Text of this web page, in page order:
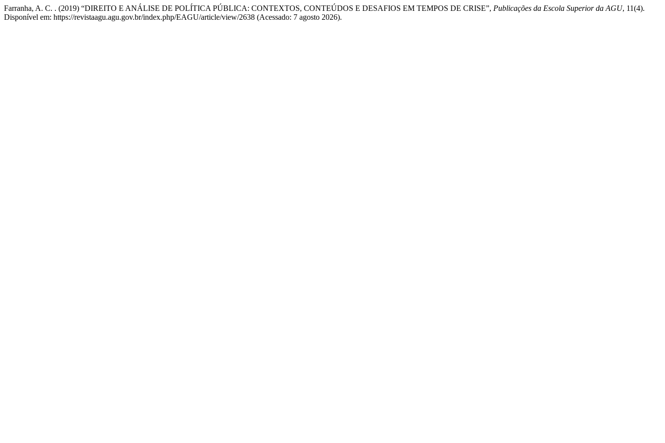
Farranha, A. C. . (2019) “DIREITO E ANÁLISE DE POLÍTICA PÚBLICA: CONTEXTOS, CONTEÚDOS E DESAFIOS EM TEMPOS DE CRISE”, Publicações da Escola Superior da AGU, 11(4).
Disponível em: https://revistaagu.agu.gov.br/index.php/EAGU/article/view/2638 (Acessado: 7 agosto 2026).